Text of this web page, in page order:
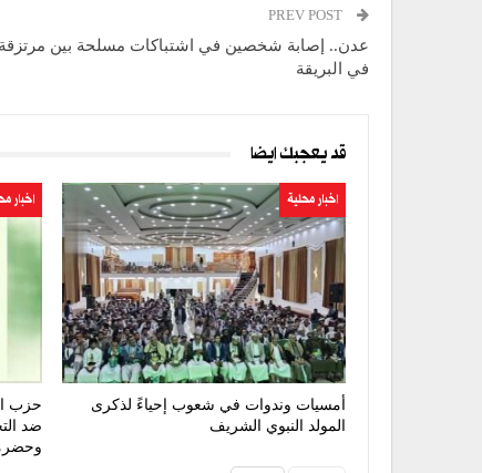
عدن.. إصابة شخصين في اشتباكات مسلحة بين مرتزقة
في البريقة
قد يعجبك ايضا
اخبار محلية
أمسيات وندوات في شعوب إحياءً لذكرى
المولد النبوي الشريف
اخبار
حزب
ضد